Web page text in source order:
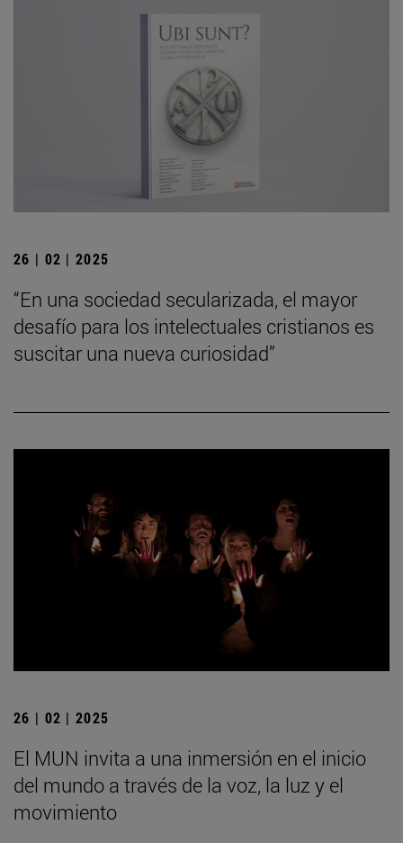
26 | 02 | 2025
“En una sociedad secularizada, el mayor
desafío para los intelectuales cristianos es
suscitar una nueva curiosidad”
26 | 02 | 2025
El MUN invita a una inmersión en el inicio
del mundo a través de la voz, la luz y el
movimiento